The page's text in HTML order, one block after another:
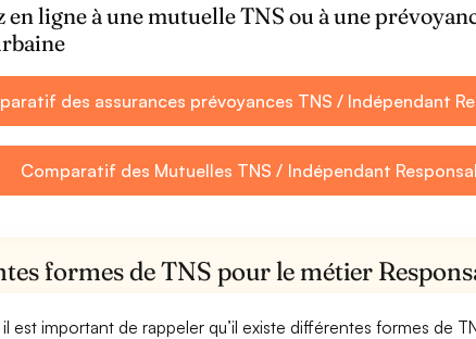
en ligne à une mutuelle TNS ou à une
des assurances prévoyances TNS / Indépendant
Comparatif des Mutuelles TNS / Indépendant
formes de TNS pour le métier
il est important de rappeler qu’il existe différentes formes de